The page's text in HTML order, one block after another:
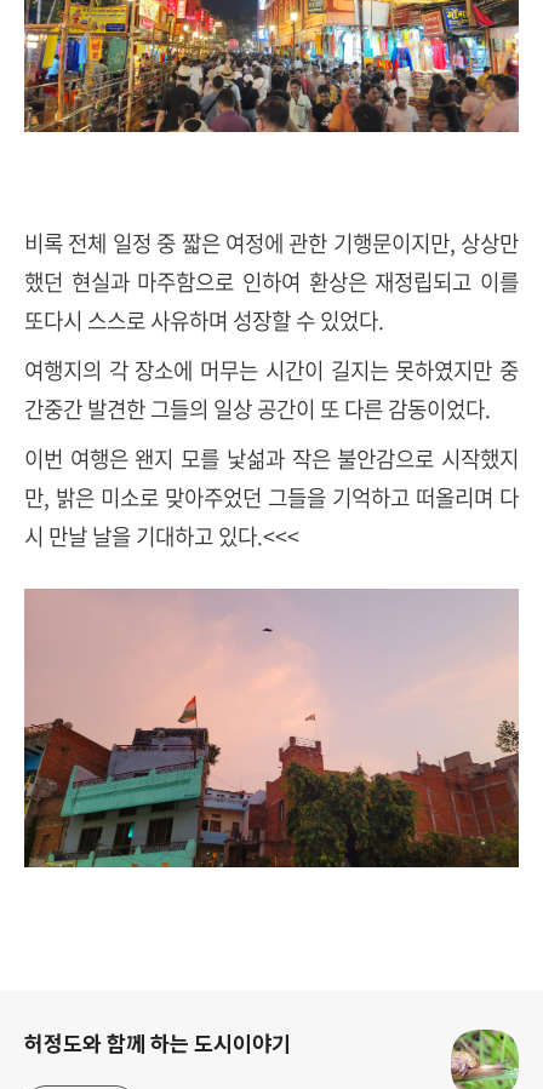
비록 전체 일정 중 짧은 여정에 관한 기행문이지만, 상상만
했던 현실과 마주함으로 인하여 환상은 재정립되고 이를
또다시 스스로 사유하며 성장할 수 있었다.
여행지의 각 장소에 머무는 시간이 길지는 못하였지만 중
간중간 발견한 그들의 일상 공간이 또 다른 감동이었다.
이번 여행은 왠지 모를 낯섦과 작은 불안감으로 시작했지
만, 밝은 미소로 맞아주었던 그들을 기억하고 떠올리며 다
시 만날 날을 기대하고 있다.<<<
허정도와 함께 하는 도시이야기